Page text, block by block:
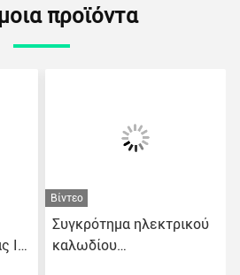
προϊόντα
IP
Βίντεο
Συγκρότημα ηλεκτρικού
καλωδίου